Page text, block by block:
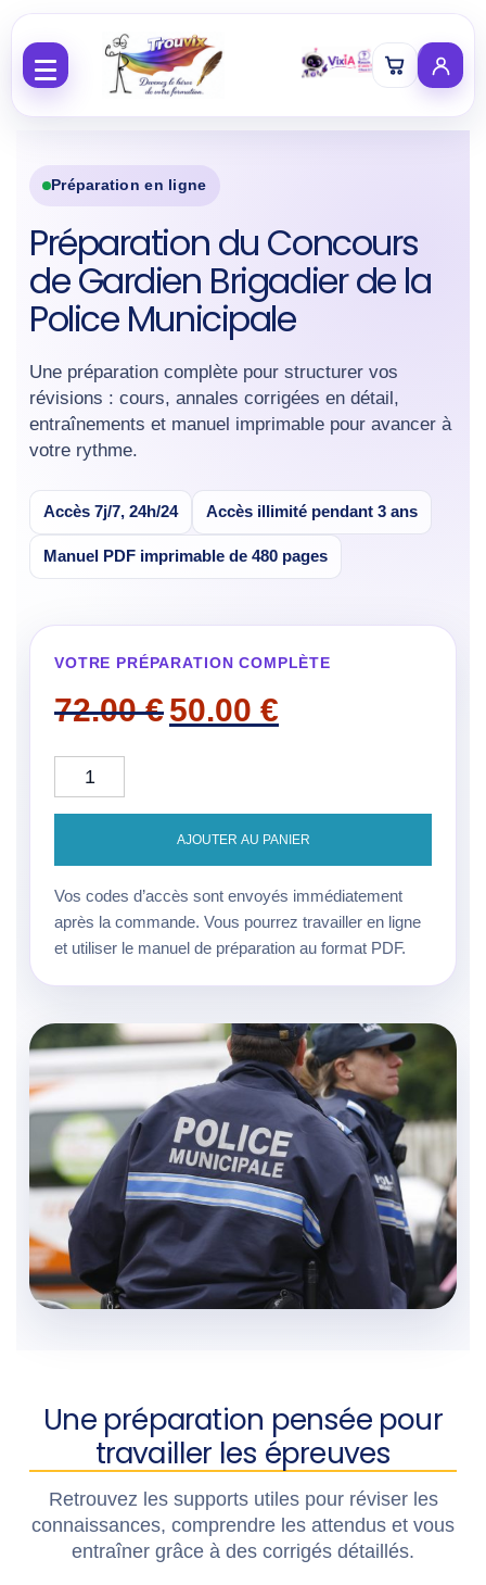
Préparation en ligne
Préparation du Concours
de Gardien Brigadier de la
Police Municipale
Une préparation complète pour structurer vos
révisions : cours, annales corrigées en détail,
entraînements et manuel imprimable pour avancer à
votre rythme.
Accès 7j/7, 24h/24 Accès illimité pendant 3 ans
Manuel PDF imprimable de 480 pages
VOTRE PRÉPARATION COMPLÈTE
72.00€ Le prix initial était : 72.00 €.
50.00 €
quantité de Préparation du Concours de
AJOUTER AU PANIER
Vos codes d’accès sont envoyés immédiatement
après la commande. Vous pourrez travailler en ligne
et utiliser le manuel de préparation au format PDF.
Une préparation pensée pour
travailler les épreuves
Retrouvez les supports utiles pour réviser les
connaissances, comprendre les attendus et vous
entraîner grâce à des corrigés détaillés.